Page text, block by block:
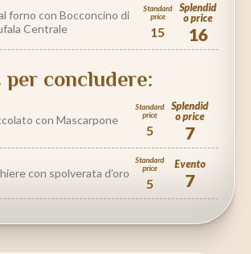
forno con Bocconcino di
Centrale
Standard
price
15
Splendid
o price
16
per concludere:
con Mascarpone
Standard
price
5
Splendid
o price
7
con spolverata d’oro
Standard
price
5
Evento
7